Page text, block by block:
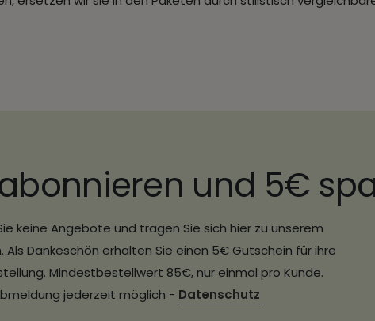
und 5€
keine Angebote und tragen Sie sich hier zu unserem
Als Dankeschön erhalten Sie einen 5€ Gutschein für ihre
Mindestbestellwert 85€, nur einmal pro Kunde.
jederzeit möglich - Datenschutz